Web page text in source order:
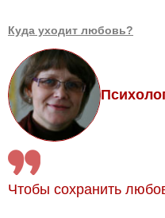
Куда уходит любовь?
Чтобы сохранить